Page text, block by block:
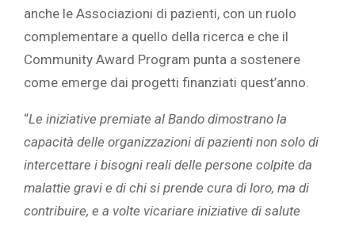
anche le Associazioni di pazienti, con un ruolo
complementare a quello della ricerca e che il
Community Award Program punta a sostenere
come emerge dai progetti finanziati quest’anno.
“Le iniziative premiate al Bando dimostrano la
capacità delle organizzazioni di pazienti non solo di
intercettare i bisogni reali delle persone colpite da
malattie gravi e di chi si prende cura di loro, ma di
contribuire, e a volte vicariare iniziative di salute